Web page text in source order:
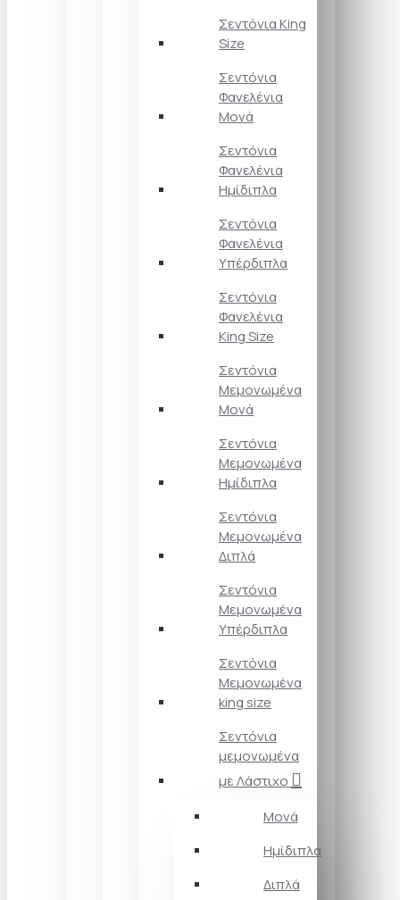
Σεντόνια King
Size
Σεντόνια
Φανελένια
Μονά
Σεντόνια
Φανελένια
Ημίδιπλα
Σεντόνια
Φανελένια
Υπέρδιπλα
Σεντόνια
Φανελένια
King Size
Σεντόνια
Μεμονωμένα
Μονά
Σεντόνια
Μεμονωμένα
Ημίδιπλα
Σεντόνια
Μεμονωμένα
Διπλά
Σεντόνια
Μεμονωμένα
Υπέρδιπλα
Σεντόνια
Μεμονωμένα
king size
Σεντόνια
μεμονωμένα
με Λάστιχο
Μονά
Ημίδιπλα
Διπλά